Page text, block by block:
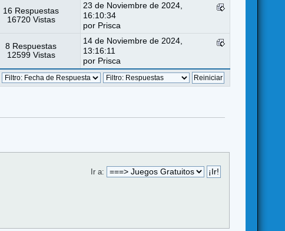
16 Respuestas
16720 Vistas
23 de Noviembre de 2024,
16:10:34
por Prisca
8 Respuestas
12599 Vistas
14 de Noviembre de 2024,
13:16:11
por Prisca
Ir a: